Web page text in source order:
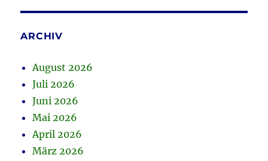
ARCHIV
August 2026
Juli 2026
Juni 2026
Mai 2026
April 2026
März 2026